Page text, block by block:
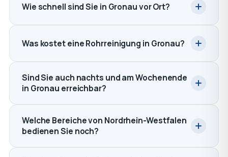
Wie schnell sind Sie in Gronau vor Ort?
Was kostet eine Rohrreinigung in Gronau?
Sind Sie auch nachts und am Wochenende
in Gronau erreichbar?
Welche Bereiche von Nordrhein-Westfalen
bedienen Sie noch?